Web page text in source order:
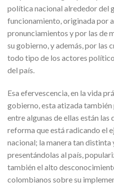
política nacional alrededor del
funcionamiento, originada por
pronunciamientos y por las de
su gobierno, y además, por las
todo tipo de los actores
del país.
Esa efervescencia, en la vida
gobierno, esta atizada también
entre algunas de ellas están
reforma que está radicando el
nacional; la manera tan distinta
presentándolas al país,
también el alto
colombianos sobre su